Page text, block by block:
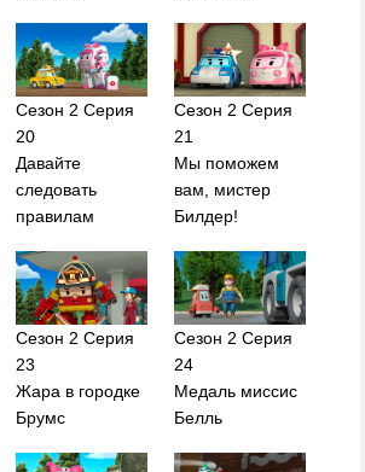
Сезон 2 Серия
20
Давайте
следовать
правилам
Сезон 2 Серия
21
Мы поможем
вам, мистер
Билдер!
Сезон 2 Серия
23
Жара в городке
Брумс
Сезон 2 Серия
24
Медаль миссис
Белль